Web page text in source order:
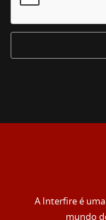
A Interfire é
mundo